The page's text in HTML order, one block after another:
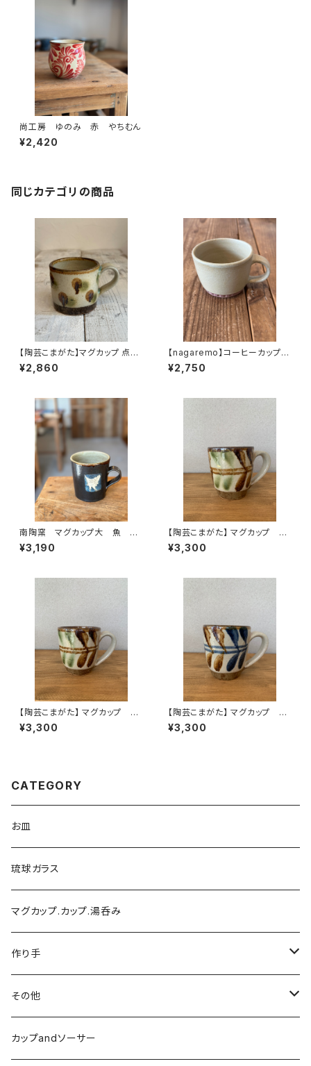
尚工房 ゆのみ 赤 やちむん
¥2,420
同じカテゴリの商品
【陶芸こまがた】マグカップ 点打
¥2,860
【nagaremo】コーヒーカップ
グレー土見せ やちむん
¥2,750
南陶窯 マグカップ大 魚 や
ちむん
¥3,190
【陶芸こまがた】 マグカップ や
ちむん ②
¥3,300
【陶芸こまがた】 マグカップ や
ちむん ①
¥3,300
【陶芸こまがた】 マグカップ や
ちむん
¥3,300
CATEGORY
お皿
琉球ガラス
マグカップ.カップ.湯呑み
作り手
陶芸こまがた
榮一工房
その他
陶眞窯
カップandソーサー